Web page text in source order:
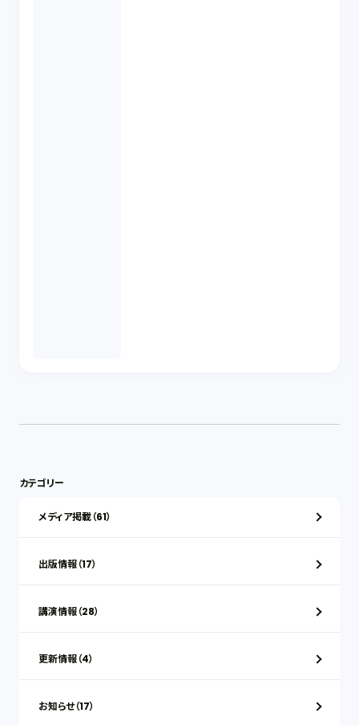
カテゴリー
メディア掲載（61）
出版情報（17）
講演情報（28）
更新情報（4）
お知らせ（17）